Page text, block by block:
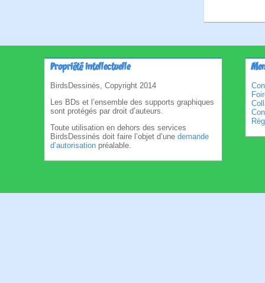
Propriété intellectuelle
BirdsDessinés, Copyright 2014
Les BDs et l’ensemble des supports graphiques
sont protégés par droit d’auteurs.
Toute utilisation en dehors des services
BirdsDessinés doit faire l’objet d’une demande
d’autorisation préalable.